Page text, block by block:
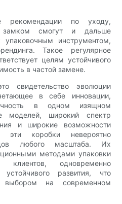
рекомендации по уходу,
смогут и дальше
инструментом,
Такое регулярное
целям устойчивого
в частой замене.
свидетельство эволюции
в себе инновации,
в одном изящном
моделей, широкий спектр
и широкие возможности
эти коробки невероятно
любого масштаба. Их
методами упаковки
клиентов, одновременно
развития, что
на современном